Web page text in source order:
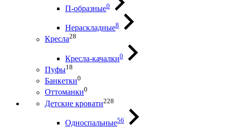
П-образные0
Нераскладные8
Кресла28
Кресла-качалки0
Пуфы18
Банкетки0
Оттоманки0
Детские кровати228
Односпальные56